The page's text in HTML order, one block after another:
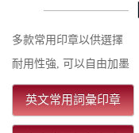
多款常用印章以供選擇
耐用性強, 可以自由加墨
英文常用詞彙印章